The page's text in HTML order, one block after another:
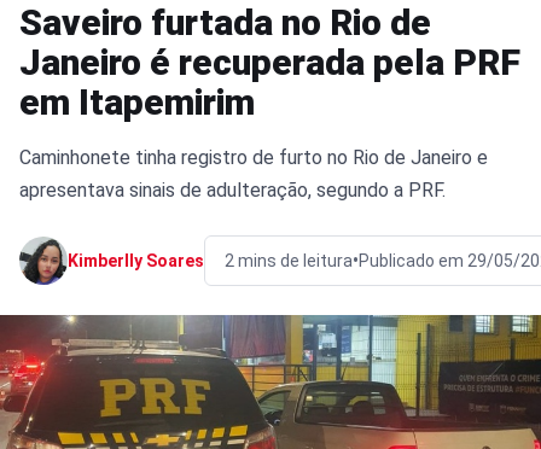
Saveiro furtada no Rio de
Janeiro é recuperada pela PRF
em Itapemirim
Caminhonete tinha registro de furto no Rio de Janeiro e
apresentava sinais de adulteração, segundo a PRF.
Kimberlly Soares 2 mins de leitura•Publicado em 29/05/